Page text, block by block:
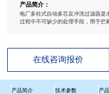
产品简介：
电厂多柱式自动多芯反冲洗过滤器是
过程中不可缺少的处理手段，用于拦
在线咨询报价
产品简介 技术参数 产